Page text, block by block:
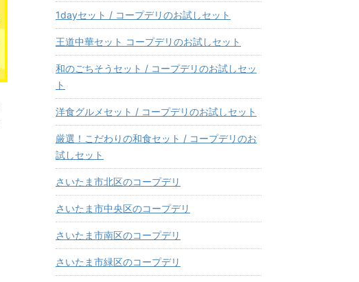
1dayセット / コープデリのお試しセット
王道中華セット コープデリのお試しセット
和のごちそうセット / コープデリのお試しセッ
ト
洋食グルメセット / コープデリのお試しセット
厳選！こだわりの和食セット / コープデリのお
試しセット
さいたま市北区のコープデリ
さいたま市中央区のコープデリ
さいたま市南区のコープデリ
さいたま市緑区のコープデリ